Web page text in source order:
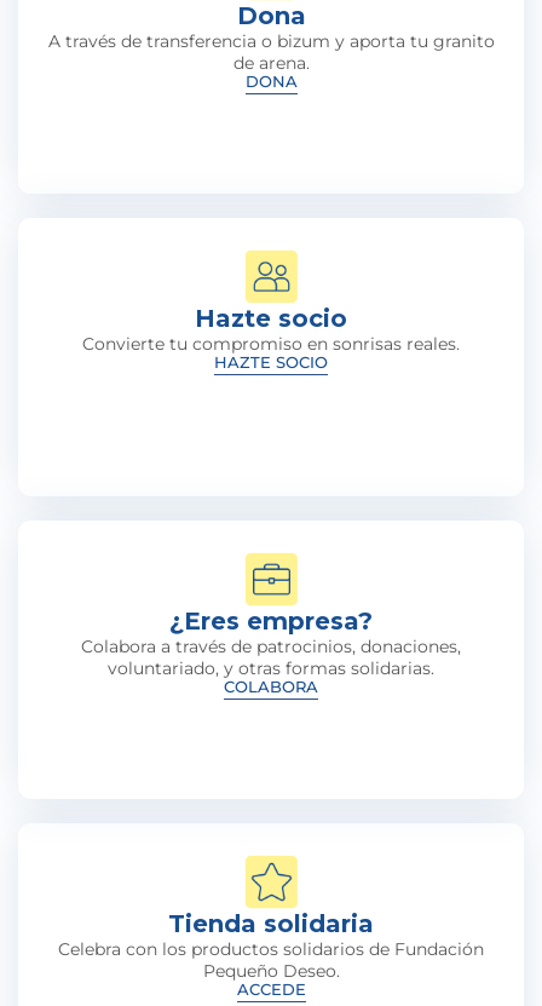
Dona
A través de transferencia o bizum y aporta tu granito
de arena.
DONA
Hazte socio
Convierte tu compromiso en sonrisas reales.
HAZTE SOCIO
Tienda solidaria
Celebra con los productos solidarios de Fundación
Pequeño Deseo.
ACCEDE
¿Eres empresa?
Colabora a través de patrocinios, donaciones,
voluntariado, y otras formas solidarias.
COLABORA